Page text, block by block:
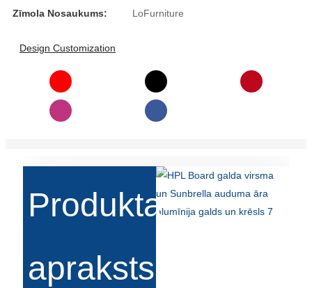
Zīmola Nosaukums: LoFurniture
Design Customization
Produkta
apraksts